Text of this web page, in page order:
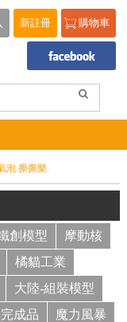
購物車
新註冊
泡.撕撕樂.
創模型
摩動核
橘貓工業
大陸-組裝模型
成品
魔力風暴